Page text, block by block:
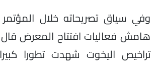
وفي سياق تصريحاته خلال
هامش فعاليات افتتاح المعرض قال
تراخيص اليخوت شهدت تطورا